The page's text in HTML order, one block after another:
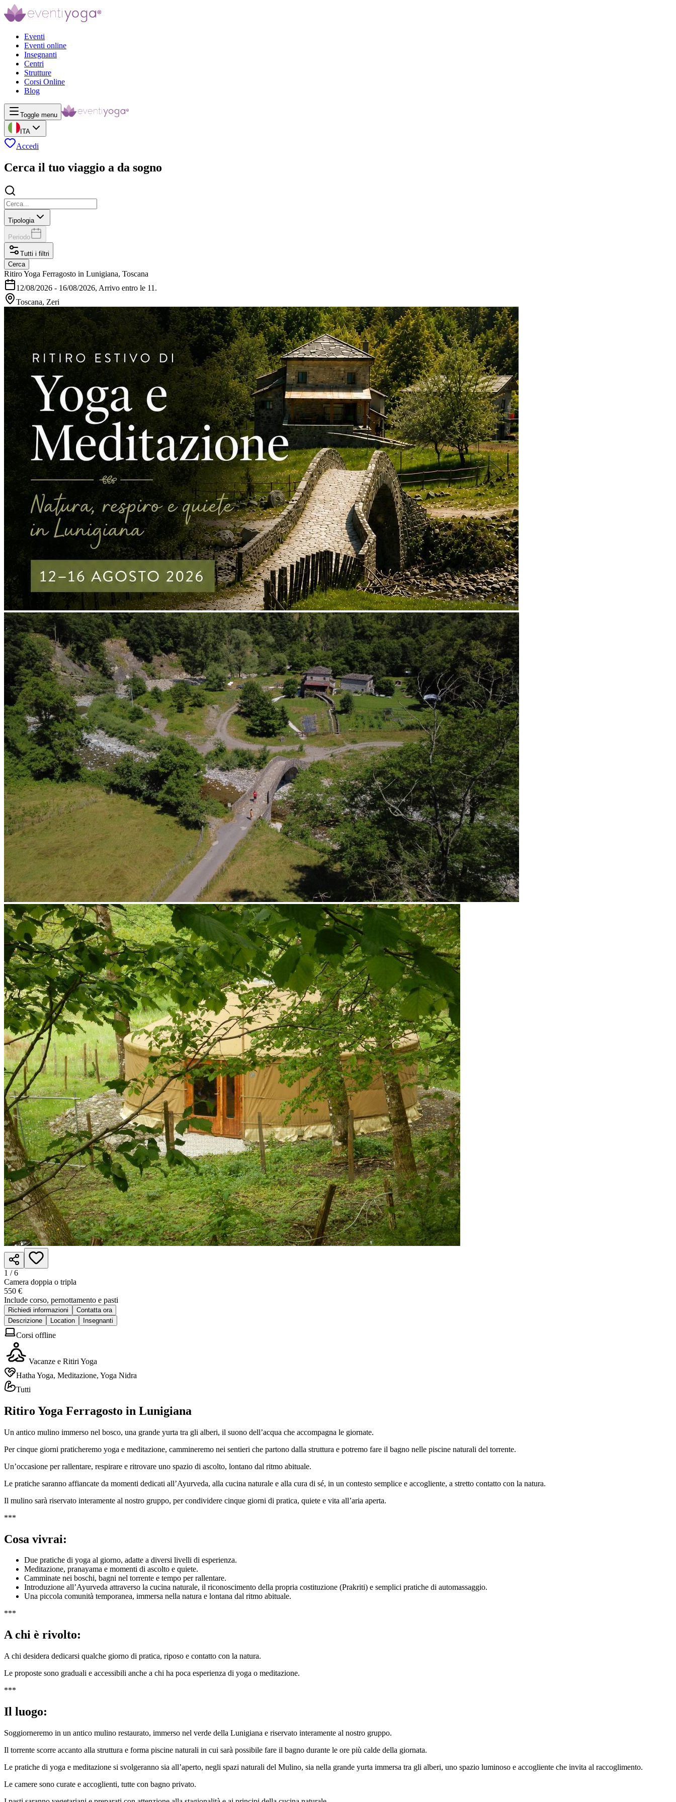
Eventi
Eventi online
Insegnanti
Centri
Strutture
Corsi Online
Blog
Toggle menu
ITA
Accedi
Cerca il tuo viaggio a da sogno
Tipologia
Periodo
Tutti i filtri
Cerca
Ritiro Yoga Ferragosto in Lunigiana, Toscana
12/08/2026 - 16/08/2026, Arrivo entro le 11.
Toscana, Zeri
1 /6
Camera doppia o tripla
550 €
Include corso, pernottamento e pasti
Richiedi informazioni
Contatta ora
Descrizione
Location Insegnanti
Corsi offline
Vacanze e Ritiri Yoga
Hatha Yoga, Meditazione, Yoga Nidra
Tutti
Ritiro Yoga Ferragosto in Lunigiana
Un antico mulino immerso nel bosco, una grande yurta tra gli alberi, il suono dell’acqua che accompagna le giornate.
Per cinque giorni praticheremo yoga e meditazione, cammineremo nei sentieri che partono dalla struttura e potremo fare il bagno nelle piscine naturali del torrente.
Un’occasione per rallentare, respirare e ritrovare uno spazio di ascolto, lontano dal ritmo abituale.
Le pratiche saranno affiancate da momenti dedicati all’Ayurveda, alla cucina naturale e alla cura di sé, in un contesto semplice e accogliente, a stretto contatto con la natura.
Il mulino sarà riservato interamente al nostro gruppo, per condividere cinque giorni di pratica, quiete e vita all’aria aperta.
***
Cosa vivrai:
Due pratiche di yoga al giorno, adatte a diversi livelli di esperienza.
Meditazione, pranayama e momenti di ascolto e quiete.
Camminate nei boschi, bagni nel torrente e tempo per rallentare.
Introduzione all’Ayurveda attraverso la cucina naturale, il riconoscimento della propria costituzione (Prakriti) e semplici pratiche di automassaggio.
Una piccola comunità temporanea, immersa nella natura e lontana dal ritmo abituale.
***
A chi è rivolto:
A chi desidera dedicarsi qualche giorno di pratica, riposo e contatto con la natura.
Le proposte sono graduali e accessibili anche a chi ha poca esperienza di yoga o meditazione.
***
Il luogo:
Soggiorneremo in un antico mulino restaurato, immerso nel verde della Lunigiana e riservato interamente al nostro gruppo.
Il torrente scorre accanto alla struttura e forma piscine naturali in cui sarà possibile fare il bagno durante le ore più calde della giornata.
Le pratiche di yoga e meditazione si svolgeranno sia all’aperto, negli spazi naturali del Mulino, sia nella grande yurta immersa tra gli alberi, uno spazio luminoso e accogliente che invita al raccoglimento.
Le camere sono curate e accoglienti, tutte con bagno privato.